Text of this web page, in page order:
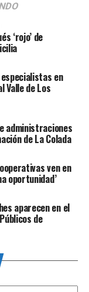
‘rojo’ de
especialistas en
Valle de Los
administraciones
de La Colada
ven en
oportunidad’
aparecen en el
de